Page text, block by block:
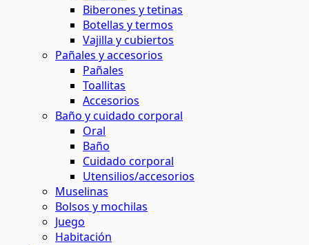
Biberones y tetinas
Botellas y termos
Vajilla y cubiertos
Pañales y accesorios
Pañales
Toallitas
Accesorios
Baño y cuidado corporal
Oral
Baño
Cuidado corporal
Utensilios/accesorios
Muselinas
Bolsos y mochilas
Juego
Habitación